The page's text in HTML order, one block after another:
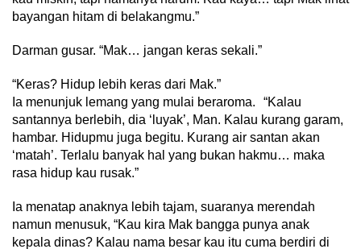
bayangan hitam di belakangmu.”
Darman gusar. “Mak… jangan keras sekali.”
“Keras? Hidup lebih keras dari Mak.”
Ia menunjuk lemang yang mulai beraroma. “Kalau
santannya berlebih, dia ‘luyak’, Man. Kalau kurang garam,
hambar. Hidupmu juga begitu. Kurang air santan akan
‘matah’. Terlalu banyak hal yang bukan hakmu… maka
rasa hidup kau rusak.”
Ia menatap anaknya lebih tajam, suaranya merendah
namun menusuk, “Kau kira Mak bangga punya anak
kepala dinas? Kalau nama besar kau itu cuma berdiri di